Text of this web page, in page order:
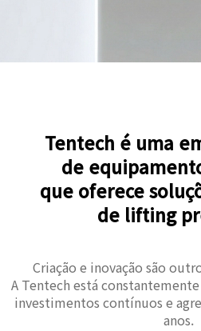
Tentech é uma
de
que oferece
de lifting
Criação e inovação são
A Tentech está
investimentos contínuos e
anos.